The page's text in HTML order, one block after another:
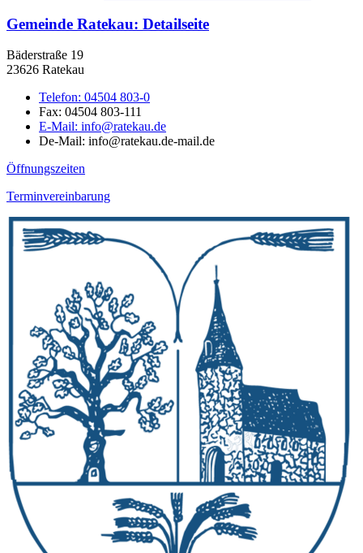
Gemeinde Ratekau: Detailseite
Bäderstraße 19
23626 Ratekau
Telefon: 04504 803-0
Fax: 04504 803-111
E-Mail: info@ratekau.de
De-Mail: info@ratekau.de-mail.de
Öffnungszeiten
Terminvereinbarung